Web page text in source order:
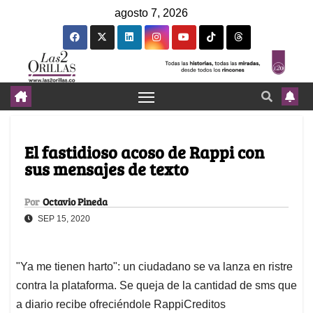
agosto 7, 2026
El fastidioso acoso de Rappi con
sus mensajes de texto
Por Octavio Pineda
SEP 15, 2020
"Ya me tienen harto": un ciudadano se va lanza en ristre
contra la plataforma. Se queja de la cantidad de sms que
a diario recibe ofreciéndole RappiCreditos